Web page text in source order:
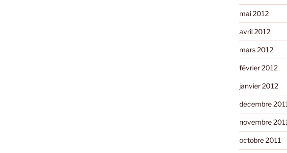
mai 2012
avril 2012
mars 2012
février 2012
janvier 2012
décembre
novembre
octobre 2011